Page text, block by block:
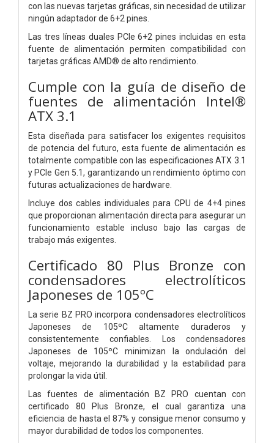
con las nuevas tarjetas gráficas, sin necesidad de utilizar
ningún adaptador de 6+2 pines.
Las tres líneas duales PCIe 6+2 pines incluidas en esta
fuente de alimentación permiten compatibilidad con
tarjetas gráficas AMD® de alto rendimiento.
Cumple con la guía de diseño de
fuentes de alimentación Intel®
ATX 3.1
Esta diseñada para satisfacer los exigentes requisitos
de potencia del futuro, esta fuente de alimentación es
totalmente compatible con las especificaciones ATX 3.1
y PCIe Gen 5.1, garantizando un rendimiento óptimo con
futuras actualizaciones de hardware.
Incluye dos cables individuales para CPU de 4+4 pines
que proporcionan alimentación directa para asegurar un
funcionamiento estable incluso bajo las cargas de
trabajo más exigentes.
Certificado 80 Plus Bronze con
condensadores electrolíticos
Japoneses de 105ºC
La serie BZ PRO incorpora condensadores electrolíticos
Japoneses de 105ºC altamente duraderos y
consistentemente confiables. Los condensadores
Japoneses de 105ºC minimizan la ondulación del
voltaje, mejorando la durabilidad y la estabilidad para
prolongar la vida útil.
Las fuentes de alimentación BZ PRO cuentan con
certificado 80 Plus Bronze, el cual garantiza una
eficiencia de hasta el 87% y consigue menor consumo y
mayor durabilidad de todos los componentes.